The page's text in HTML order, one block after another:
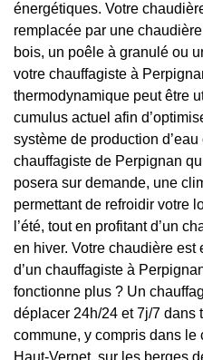
énergétiques. Votre
remplacée par une
bois, un poêle à granulé ou
votre chauffagiste à
thermodynamique peut être
cumulus actuel afin
système de production
chauffagiste de Perpignan
posera sur demande, une
permettant de refroidir votre
l’été, tout en profitant d’un
en hiver. Votre chaudière
d’un chauffagiste à
fonctionne plus ? Un
déplacer 24h/24 et 7j/7 dans
commune, y compris dans le